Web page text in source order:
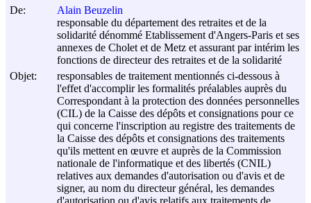
De:
Alain Beuzelin
responsable du département des retraites et de la
solidarité dénommé Etablissement d'Angers-Paris et ses
annexes de Cholet et de Metz et assurant par intérim les
fonctions de directeur des retraites et de la solidarité
Objet:
responsables de traitement mentionnés ci-dessous à
l'effet d'accomplir les formalités préalables auprès du
Correspondant à la protection des données personnelles
(CIL) de la Caisse des dépôts et consignations pour ce
qui concerne l'inscription au registre des traitements de
la Caisse des dépôts et consignations des traitements
qu'ils mettent en œuvre et auprès de la Commission
nationale de l'informatique et des libertés (CNIL)
relatives aux demandes d'autorisation ou d'avis et de
signer, au nom du directeur général, les demandes
d'autorisation ou d'avis relatifs aux traitements de